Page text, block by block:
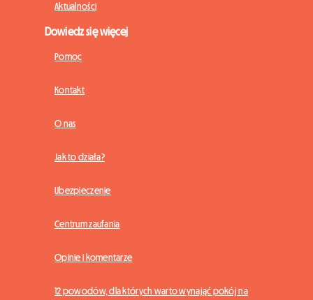
Aktualności
Dowiedz się więcej
Pomoc
Kontakt
O nas
Jak to działa?
Ubezpieczenie
Centrum zaufania
Opinie i komentarze
12 powodów, dla których warto wynająć pokój na